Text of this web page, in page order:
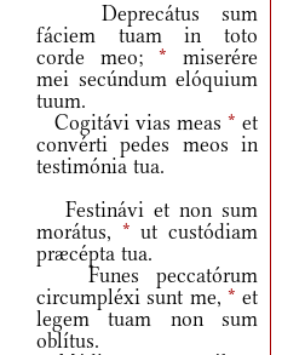
Deprecátus sum
fáciem tuam in toto
corde meo;* miserére
mei secúndum elóquium
tuum.
Cogitávi vias meas * et
convérti pedes meos in
testimónia tua.
Festinávi et non sum
morátus, * ut custódiam
præcépta tua.
Funes peccatórum
circumpléxi sunt me, * et
legem tuam non sum
oblítus.